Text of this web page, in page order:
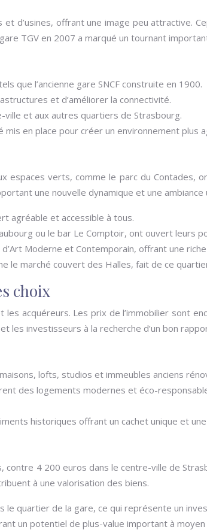
d’usines, offrant une image peu attractive.
TGV en 2007 a marqué un tournant
que l’ancienne gare SNCF construite en 1900.
et d’améliorer la connectivité.
ville et aux autres quartiers de Strasbourg.
en place pour créer un environnement plus
espaces verts, comme le parc du
une nouvelle dynamique et une ambiance
agréable et accessible à tous.
ou le bar Le Comptoir, ont ouvert leurs
Moderne et Contemporain, offrant une
marché couvert des Halles, fait de ce
choix
acquéreurs. Les prix de l’immobilier sont
les investisseurs à la recherche d’un bon
lofts, studios et immeubles anciens
des logements modernes et éco-
historiques offrant un cachet unique et
4 200 euros dans le centre-ville de
à une valorisation des biens.
quartier de la gare, ce qui représente un
un potentiel de plus-value important à